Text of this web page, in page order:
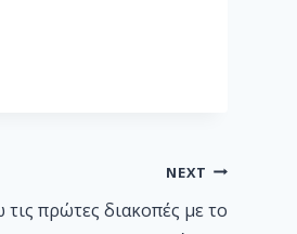
NEXT
πρώτες διακοπές με το